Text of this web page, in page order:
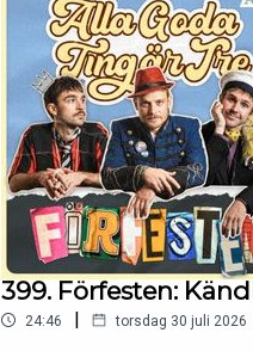
399. Förfesten:
24:46 | torsdag 30 juli 2026